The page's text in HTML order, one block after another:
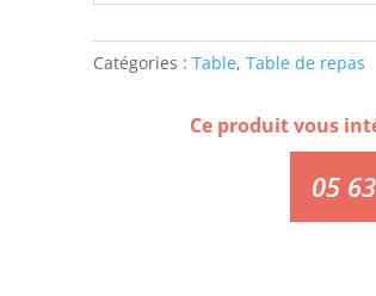
Catégories : Table, Table de repas
Ce produit vous
05